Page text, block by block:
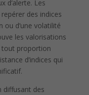
d’alerte. Les
des indices
ou d’une volatilité
les valorisations
tout proportion
d’indices qui
diffusant des